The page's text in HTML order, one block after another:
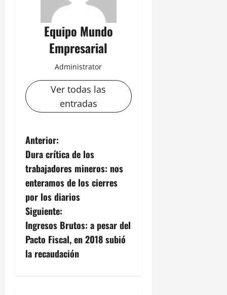
Equipo Mundo
Empresarial
Administrator
Ver todas las
entradas
N
a
v
e
g
a
Anterior:
Dura crítica de los
trabajadores mineros: nos
enteramos de los cierres
por los diarios
Siguiente:
Ingresos Brutos: a pesar del
Pacto Fiscal, en 2018 subió
la recaudación